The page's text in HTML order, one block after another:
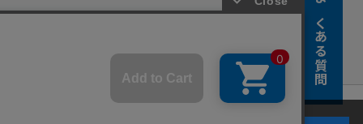
よくある質問
Co., Ltd.